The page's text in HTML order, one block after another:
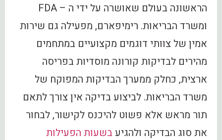
הראשונה בעולם שאושרה על ידי ה – FDA
ומשרד הבריאות. רימיפארם, מפעילה גם שירות
אמין של צוותי דוגמים מקצועיים במתחמים
מהירים לבדיקות קורונה מוסדיות בפריסה
ארצית, כחלק ממערך הבדיקות המפוקח של
משרד הבריאות. לביצוע בדיקה אין צורך לתאם
תור מראש אלא פשוט להיכנס לקישור, לבחור
את סוג הבדיקה ולהגיעבשעות הפעילות